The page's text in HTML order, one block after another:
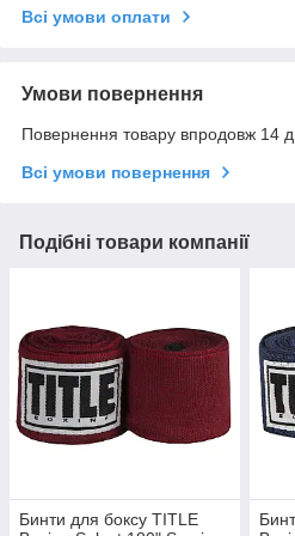
Всі умови оплати
Умови повернення
Повернення товару впродовж 14
Всі умови повернення
Подібні товари компанії
Бинти для боксу TITLE